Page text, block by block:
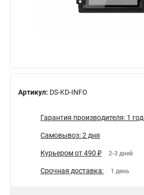
Артикул: DS-KD-INFO
Гарантия производителя: 1 год
Самовывоз: 2 дня
Курьером от 490 ₽ 2-3 дней
Срочная доставка: 1 день